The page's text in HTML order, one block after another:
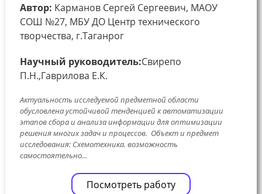
Автор: Карманов Сергей Сергеевич, МАОУ
СОШ №27, МБУ ДО Центр технического
творчества, г.Таганрог
Научный руководитель:Свирепо
П.Н.,Гаврилова Е.К.
Актуальность исследуемой предметной области
обусловлена устойчивой тенденцией к автоматизации
этапов сбора и анализа информации для оптимизации
решения многих задач и процессов. Объект и предмет
исследования: Схемотехника. возможность
самостоятельно...
Посмотреть работу